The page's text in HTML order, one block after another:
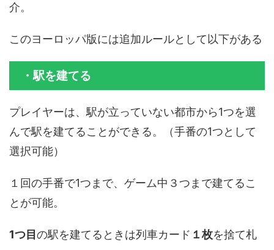
介。
このヨーロッパ版には追加ルールとして以下がある
・駅を建てる
プレイヤーは、駅が立っていない都市から1つを選
んで駅を建てることができる。（手番の1つとして
選択可能）
１回の手番で1つまで、ゲーム中３つまで建てるこ
とが可能。
1つ目 の駅を建てるときは列車カード １枚を捨て札